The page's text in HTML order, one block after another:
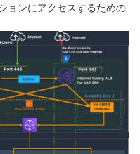
ョンにアクセスするための